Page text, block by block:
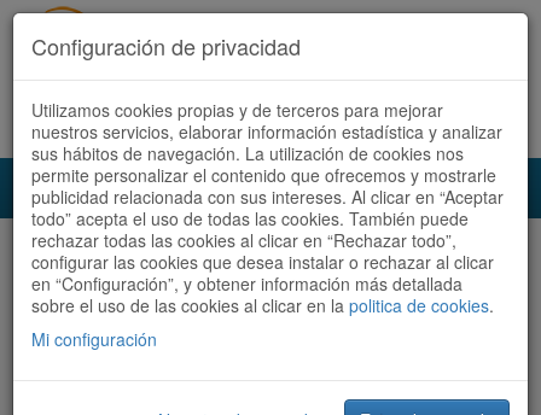
Acceder Registrate ahora Español | Català
Audioruta Todas las rutas
Todas las rutas
Ordenar por: Más recientes /
Configuración de privacidad
Utilizamos cookies propias y de terceros para mejorar
nuestros servicios, elaborar información estadística y analizar
sus hábitos de navegación. La utilización de cookies nos
permite personalizar el contenido que ofrecemos y mostrarle
publicidad relacionada con sus intereses. Al clicar en “Aceptar
todo” acepta el uso de todas las cookies. También puede
rechazar todas las cookies al clicar en “Rechazar todo”,
configurar las cookies que desea instalar o rechazar al clicar
en “Configuración”, y obtener información más detallada
sobre el uso de las cookies al clicar en la politica de cookies.
Mi configuración